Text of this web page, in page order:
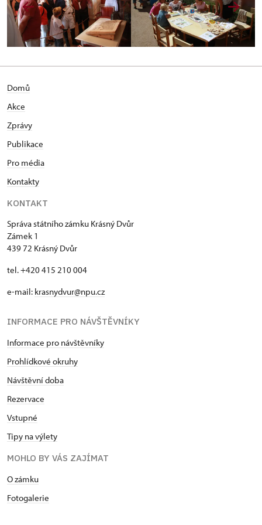
Domů
Akce
Zprávy
Publikace
Pro média
Kontakty
KONTAKT
Správa státního zámku Krásný Dvůr
Zámek 1
439 72 Krásný Dvůr
tel. +420 415 210 004
e-mail: krasnydvur@npu.cz
INFORMACE PRO NÁVŠTĚVNÍKY
Informace pro návštěvníky
Prohlídkové okruhy
Návštěvní doba
Rezervace
Vstupné
Tipy na výlety
MOHLO BY VÁS ZAJÍMAT
O zámku
Fotogalerie